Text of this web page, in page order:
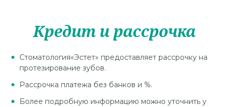
Кредит и рассрочка
Стоматология«Эстет» предоставляет рассрочку на
протезирование зубов.
Рассрочка платежа без банков и %.
Более подробную информацию можно уточнить у